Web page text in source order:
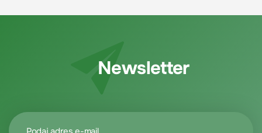
Newsletter